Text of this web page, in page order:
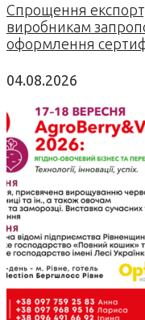
Спрощення
виробникам
оформлення
04.08.2026